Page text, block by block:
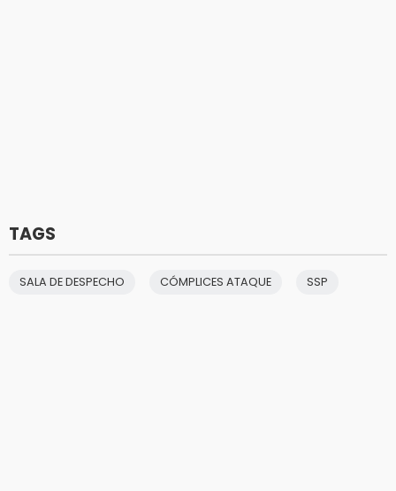
TAGS
SALA DE DESPECHO CÓMPLICES ATAQUE SSP